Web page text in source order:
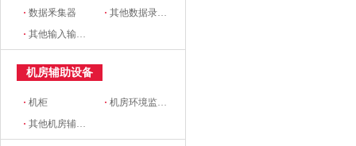
·数据釆集器 ·其他数据录入设备
·其他输入输出设备
机房辅助设备
·机柜 ·机房环境监控设备
·其他机房辅助设备